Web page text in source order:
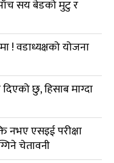
सय बेडको मुटु र
वडाध्यक्षको योजना
छु, हिसाब माग्दा
नभए एसइई परीक्षा
चेतावनी